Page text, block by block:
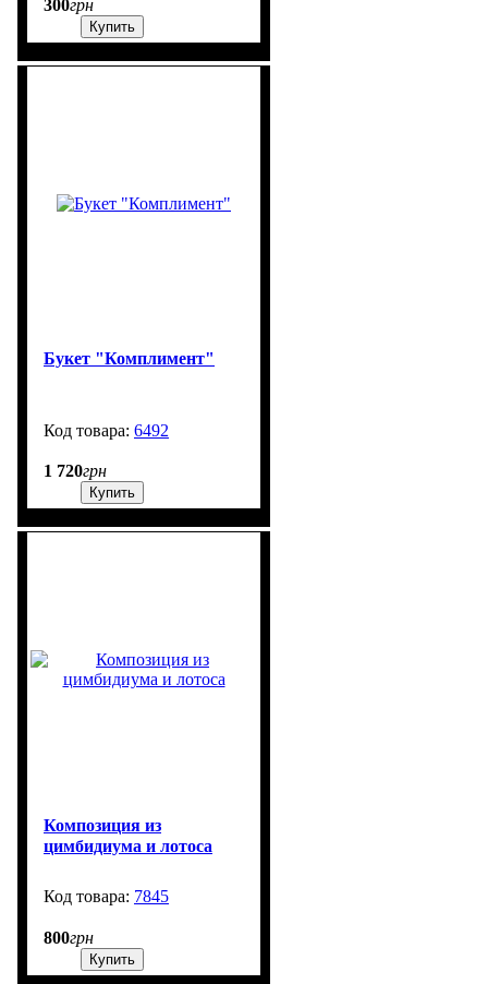
300грн
Купить
Букет "Комплимент"
6492
1 720грн
Купить
Композиция из
цимбидиума и лотоса
7845
800грн
Купить